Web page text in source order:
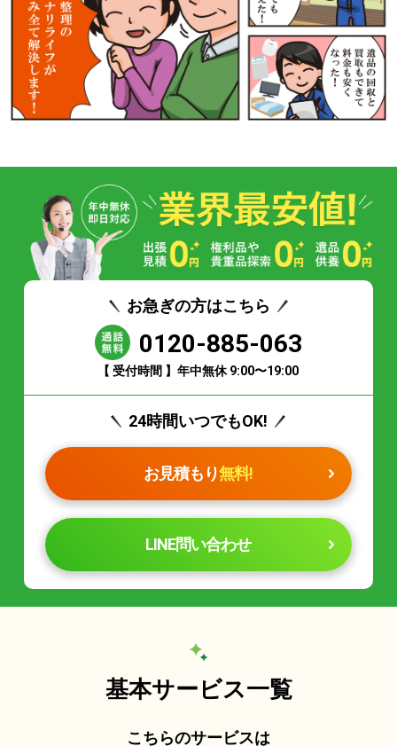
お急ぎの方はこちら
0120-885-063
【 受付時間 】年中無休 9:00〜19:00
24時間いつでもOK!
お見積もり無料!
LINE問い合わせ
基本サービス一覧
こちらのサービスは